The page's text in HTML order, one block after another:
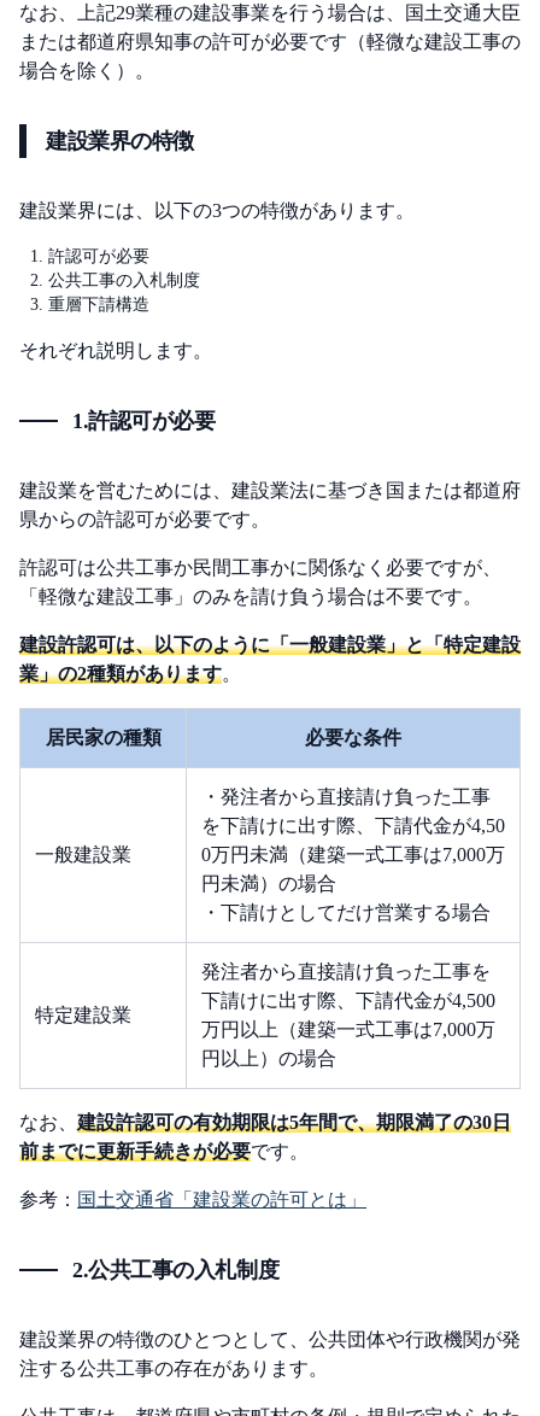
なお、上記29業種の建設事業を行う場合は、国土交通大臣
または都道府県知事の許可が必要です（軽微な建設工事の
場合を除く）。
建設業界の特徴
建設業界には、以下の3つの特徴があります。
許認可が必要
公共工事の入札制度
重層下請構造
それぞれ説明します。
1.許認可が必要
建設業を営むためには、建設業法に基づき国または都道府
県からの許認可が必要です。
許認可は公共工事か民間工事かに関係なく必要ですが、
「軽微な建設工事」のみを請け負う場合は不要です。
建設許認可は、以下のように「一般建設業」と「特定建設
業」の2種類があります。
居民家の種類 必要な条件
一般建設業
・発注者から直接請け負った工事
を下請けに出す際、下請代金が4,50
0万円未満（建築一式工事は7,000万
円未満）の場合
・下請けとしてだけ営業する場合
特定建設業
発注者から直接請け負った工事を
下請けに出す際、下請代金が4,500
万円以上（建築一式工事は7,000万
円以上）の場合
なお、 建設許認可の有効期限は5年間で、期限満了の30日
前までに更新手続きが必要です。
参考： 国土交通省「建設業の許可とは」
2.公共工事の入札制度
建設業界の特徴のひとつとして、公共団体や行政機関が発
注する公共工事の存在があります。